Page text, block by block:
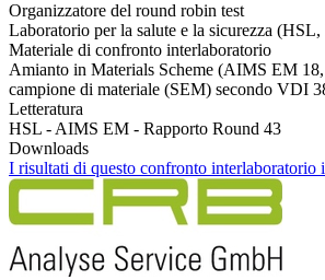
Organizzatore del round robin test
Laboratorio per la salute e la sicurezza
Materiale di confronto interlaboratorio
Amianto in Materials Scheme (AIMS EM
campione di materiale (SEM) secondo VDI
Letteratura
HSL - AIMS EM - Rapporto Round 43
Downloads
I risultati di questo confronto interlaboratorio